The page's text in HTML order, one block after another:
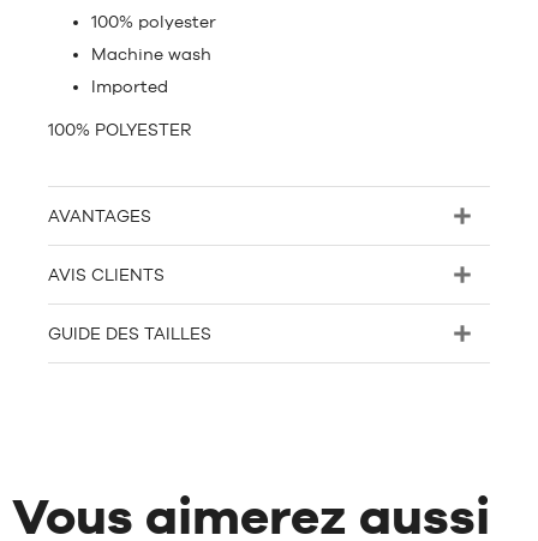
100% polyester
Machine wash
Imported
100% POLYESTER
AVANTAGES
AVIS CLIENTS
GUIDE DES TAILLES
Vous aimerez aussi